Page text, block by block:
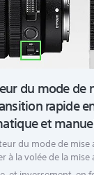
du mode
rapide
et
du mode de
à la volée de la